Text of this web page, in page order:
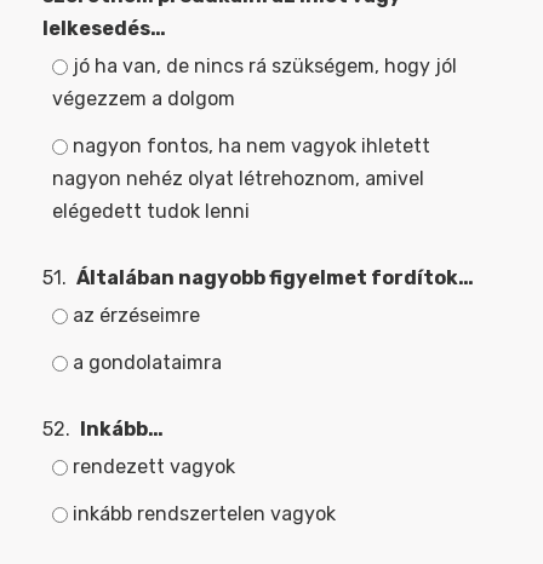
lelkesedés…
jó ha van, de nincs rá szükségem, hogy jól
végezzem a dolgom
nagyon fontos, ha nem vagyok ihletett
nagyon nehéz olyat létrehoznom, amivel
elégedett tudok lenni
51. Általában nagyobb figyelmet fordítok…
az érzéseimre
a gondolataimra
52.
Inkább…
rendezett vagyok
inkább rendszertelen vagyok